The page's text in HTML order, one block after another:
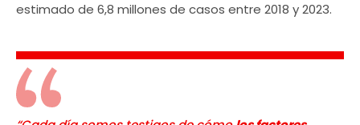
estimado de 6,8 millones de casos entre 2018 y 2023.